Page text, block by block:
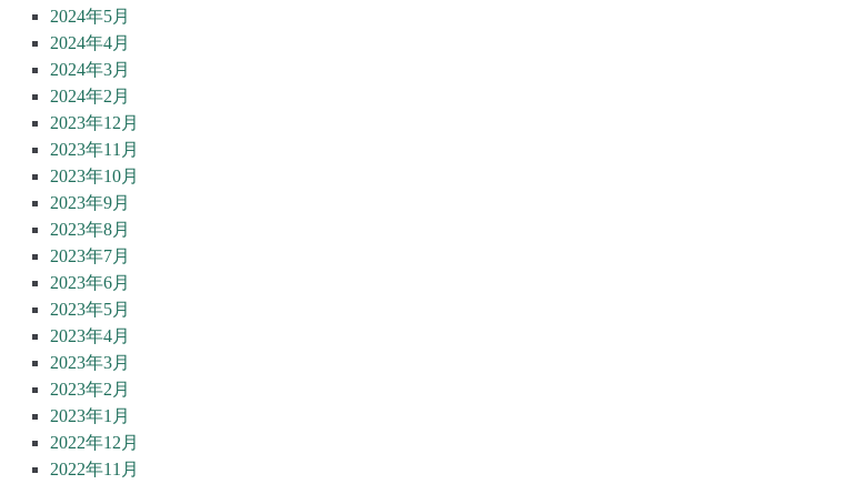
2024年5月
2024年4月
2024年3月
2024年2月
2023年12月
2023年11月
2023年10月
2023年9月
2023年8月
2023年7月
2023年6月
2023年5月
2023年4月
2023年3月
2023年2月
2023年1月
2022年12月
2022年11月